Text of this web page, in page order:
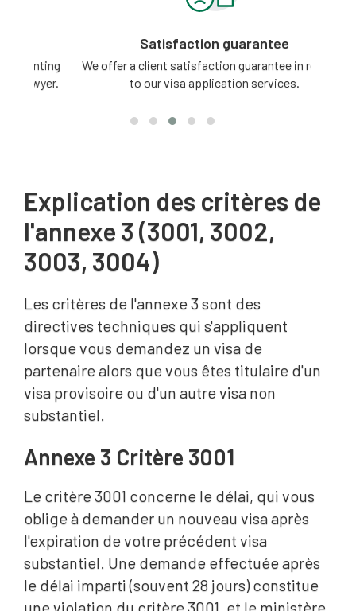
Satisfaction guarantee
We offer a client satisfaction guarantee in relation
to our visa application services.
Explication des critères de
l'annexe 3 (3001, 3002,
3003, 3004)
Les critères de l'annexe 3 sont des
directives techniques qui s'appliquent
lorsque vous demandez un visa de
partenaire alors que vous êtes titulaire d'un
visa provisoire ou d'un autre visa non
substantiel.
Annexe 3 Critère 3001
Le critère 3001 concerne le délai, qui vous
oblige à demander un nouveau visa après
l'expiration de votre précédent visa
substantiel. Une demande effectuée après
le délai imparti (souvent 28 jours) constitue
une violation du critère 3001, et le ministère